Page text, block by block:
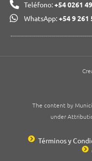
Teléfono:+54 0261
WhatsApp:+54 9 261
Términos y
The content by
under